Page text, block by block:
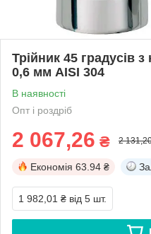
Трійник 45 градусів
0,6 мм AISI 304
В наявності
Опт і роздріб
2 067,26 ₴ 2
Економія 63.94 ₴
1 982,01 ₴ від 5 шт.